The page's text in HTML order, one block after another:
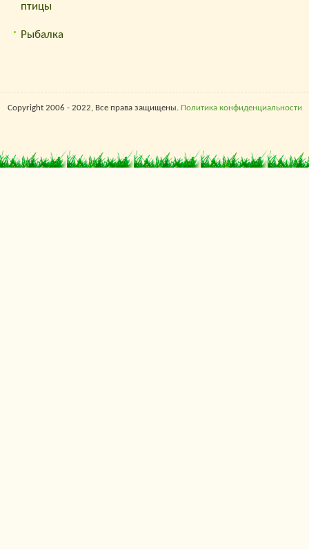
птицы
Рыбалка
Copyright 2006 - 2022, Все права защищены. Политика конфиденциальности